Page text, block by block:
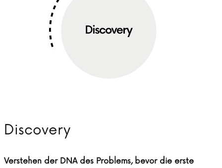
Discovery
Verstehen der DNA des Problems, bevor die erste